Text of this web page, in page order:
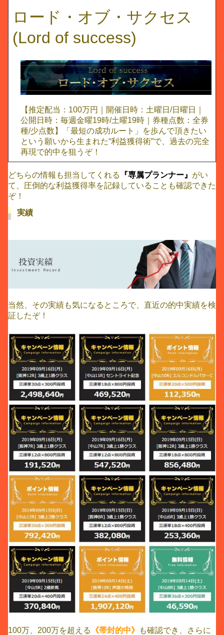
ロード・オブ・サクセス
(Lord of success)
【推定配当：100万円｜開催日時：土曜日/日曜日｜
公開日時：毎週金曜19時/土曜19時｜券種点数：全券
種/少点数】「最短の成功ルート」を歩んで頂きたい
という願いから生まれた“利益獲得術”で、過去の完全
再現で的中を狙うぞ！
どちらの情報も担当してくれる 『専属プランナー』 がい
て、圧倒的な利益獲得率を記録していることも確認できた
ぞ！
実績
当然、その実績も気になるところで、直近の的中実績を検
証したぞ！
100万、200万を超える 《帯封的中》
も確認でき、さらに